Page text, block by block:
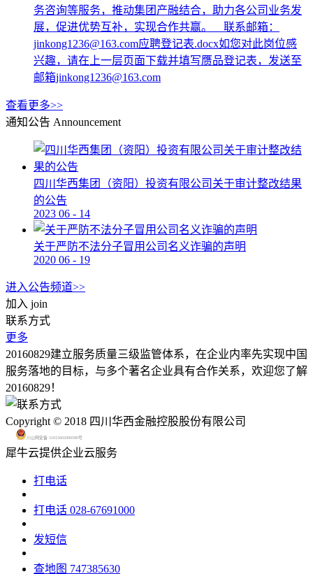
务咨询等服务，推动集团产融结合，助力各公司业务发
展，促进优势互补，实现合作共赢。 联系邮箱：
jinkong1236@163.com应聘登记表.docx如您对此岗位感
兴趣，请在上一层页面下载并填写赝品登记表，发送至
邮箱jinkong1236@163.com
查看更多>>
通知公告 Announcement
四川华西集团（资阳）投资有限公司关于审计整改结果
的公告
2023 06 - 14
关于严防不法分子冒用公司名义诈骗的声明
2020 06 - 19
进入公告频道>>
加入 join
联系方式
更多
20160829建立服务质量三级监管体系，在企业内率先实现中国
服务落地的目标，与多个著名企业具有合作关系，欢迎您了解
20160829！
Copyright © 2018 四川华西金融控股股份有限公司
川公网安备 51015602000580号
犀牛云提供企业云服务
打电话
打电话 028-67691000
发短信
查地图 747385630